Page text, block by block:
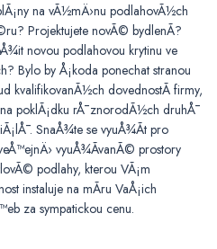
na vÃ½mÄ›nu podlahovÃ½ch
Projektujete novÃ© bydlenÃ­?
novou podlahovou krytinu ve
Bylo by Å¡koda ponechat stranou
kvalifikovanÃ½ch dovednostÃ­ firmy,
poklÃ¡dku rÅ¯znorodÃ½ch druhÅ¯
SnaÅ¾te se vyuÅ¾Ã­t pro
vyuÅ¾Ã­vanÃ© prostory
podlahy, kterou VÃ¡m
instaluje na mÃ­ru VaÅ¡ich
za sympatickou cenu.